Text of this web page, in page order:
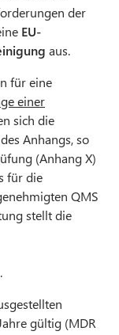
der
EU-
aus.
für eine
einer
sich die
Anhangs, so
(Anhang X)
für die
QMS
stellt die
gültig (MDR